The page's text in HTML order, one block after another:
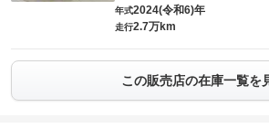
年式2024(令和6)年
走行2.7万km
この販売店の在庫一覧を